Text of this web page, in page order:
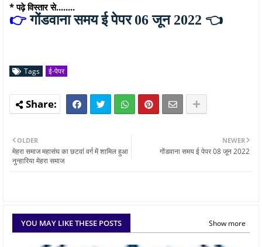
* पढ़े विस्तार से........
👉गोंडवाना समय ई पेपर 06 जून 2022 👈
Tags ई-पेपर
NEWER
गोंडवाना समय ई पेपर 08 जून 2022
OLDER
मेहरा समाज महासंघ का छटवां वर्ग में शामिल हुआ
नुन्हारिया मेहरा समाज
YOU MAY LIKE THESE POSTS Show more